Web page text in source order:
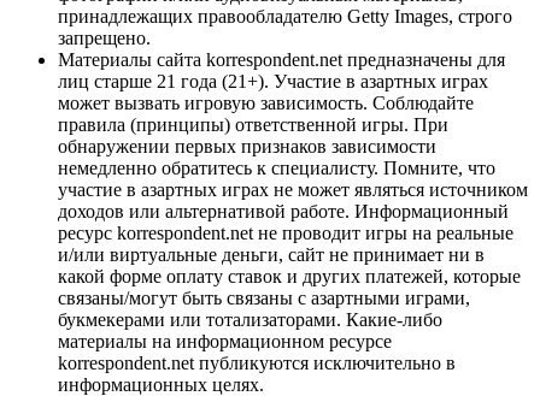
принадлежащих правообладателю Getty Images, строго
запрещено.
Материалы сайта korrespondent.net предназначены для
лиц старше 21 года (21+). Участие в азартных играх
может вызвать игровую зависимость. Соблюдайте
правила (принципы) ответственной игры. При
обнаружении первых признаков зависимости
немедленно обратитесь к специалисту. Помните, что
участие в азартных играх не может являться источником
доходов или альтернативой работе. Информационный
ресурс korrespondent.net не проводит игры на реальные
и/или виртуальные деньги, сайт не принимает ни в
какой форме оплату ставок и других платежей, которые
связаны/могут быть связаны с азартными играми,
букмекерами или тотализаторами. Какие-либо
материалы на информационном ресурсе
korrespondent.net публикуются исключительно в
информационных целях.